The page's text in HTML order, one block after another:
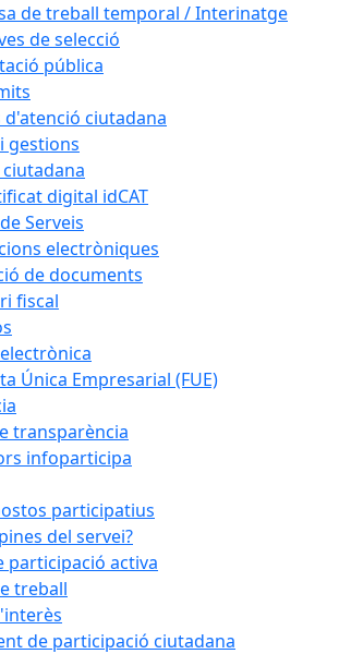
de treball temporal / Interinatge
de selecció
pública
d'atenció ciutadana
gestions
digital idCAT
Serveis
electròniques
de documents
fiscal
Única Empresarial (FUE)
transparència
infoparticipa
participatius
del servei?
participació activa
treball
de participació ciutadana